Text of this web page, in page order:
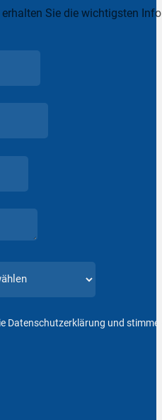
Sie die wichtigsten
Datenschutzerklärung und